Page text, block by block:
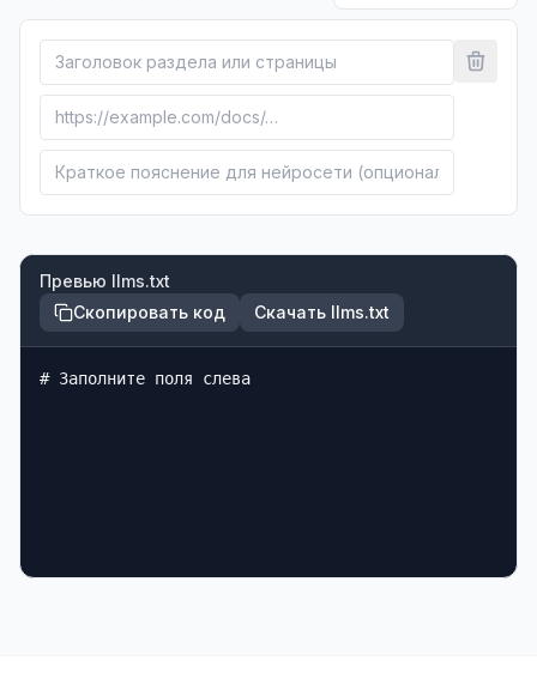
Превью llms.txt
Скопировать код
Скачать llms.txt
# Заполните поля слева